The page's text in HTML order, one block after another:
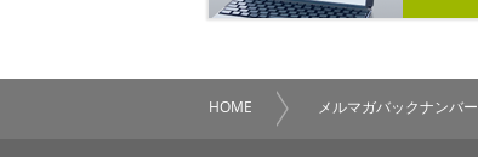
HOME メルマガバックナンバー